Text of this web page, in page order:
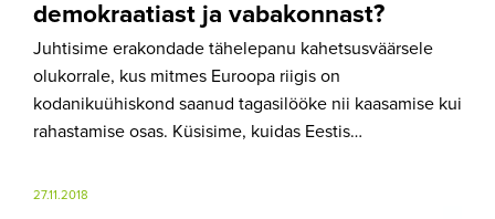
demokraatiast ja vabakonnast?
Juhtisime erakondade tähelepanu kahetsusväärsele
olukorrale, kus mitmes Euroopa riigis on
kodanikuühiskond saanud tagasilööke nii kaasamise kui
rahastamise osas. Küsisime, kuidas Eestis…
27.11.2018